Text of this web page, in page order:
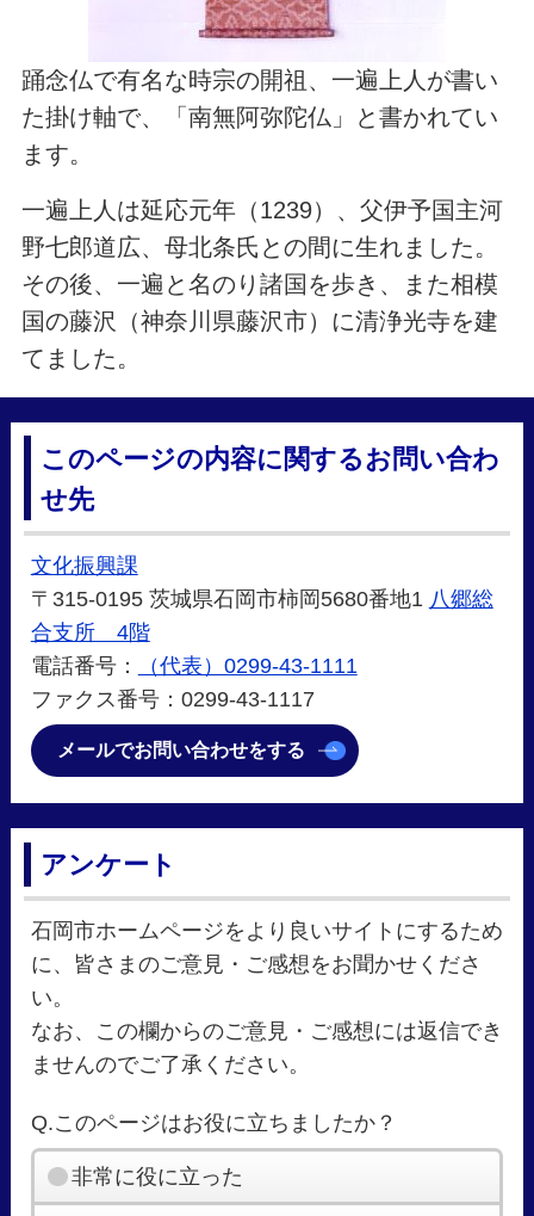
踊念仏で有名な時宗の開祖、一遍上人が書い
た掛け軸で、「南無阿弥陀仏」と書かれてい
ます。
一遍上人は延応元年（1239）、父伊予国主河
野七郎道広、母北条氏との間に生れました。
その後、一遍と名のり諸国を歩き、また相模
国の藤沢（神奈川県藤沢市）に清浄光寺を建
てました。
このページの内容に関するお問い合わ
せ先
文化振興課
〒315-0195 茨城県石岡市柿岡5680番地1 八郷総
合支所 4階
電話番号：
（代表）0299-43-1111
ファクス番号：0299-43-1117
メールでお問い合わせをする
アンケート
石岡市ホームページをより良いサイトにするため
に、皆さまのご意見・ご感想をお聞かせくださ
い。
なお、この欄からのご意見・ご感想には返信でき
ませんのでご了承ください。
Q.このページはお役に立ちましたか？
非常に役に立った